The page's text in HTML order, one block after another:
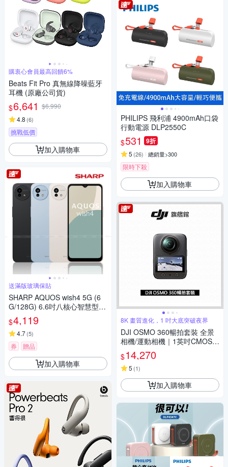
購衷心會員最高回饋6%
Beats Fit Pro 真無線降噪藍牙
耳機 (原廠公司貨)
$6,641 $6,990
4.8 (6)
挑戰低價
加入購物車
送滿版玻璃保貼
SHARP AQUOS wish4 5G (6
G/128G) 6.6吋八核心智慧型手
$4,119
4.7(5)
券 贈品
加入購物車
PHILIPS 飛利浦 4900mAh口袋
行動電源 DLP2550C
$531 9折
5 (26) 總銷量>300
限時下殺
加入購物車
8K 畫質進化，1 吋大底突破夜界
DJI OSMO 360暢拍套裝 全景
相機/運動相機｜1英吋CMOS｜
三電充電盒、隱形自拍桿
$14,270
5 (1)
加入購物車